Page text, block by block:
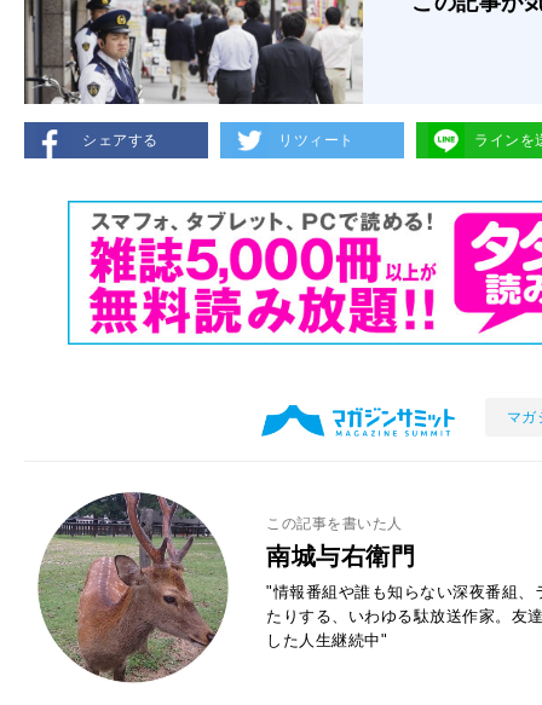
シェアする リツィート ラインを
マガ
この記事を書いた人
南城与右衛門
"情報番組や誰も知らない深夜番組
たりする、いわゆる駄放送作家。友
した人生継続中"